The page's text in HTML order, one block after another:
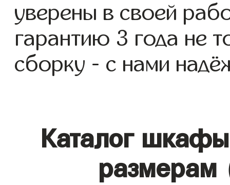
уверены в своей
гарантию 3 года не
сборку - с нами
Каталог
размерам